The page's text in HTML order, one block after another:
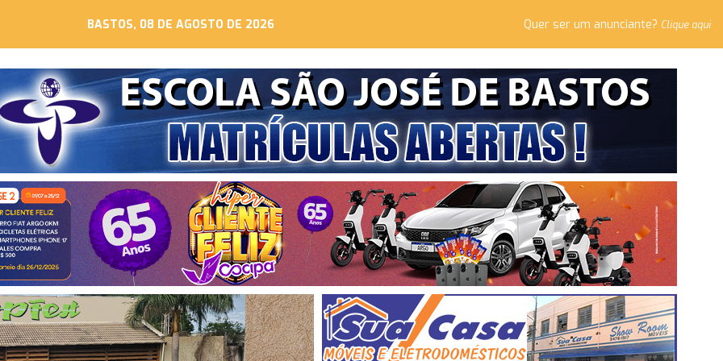
BASTOS, 08 DE AGOSTO DE 2026 Quer ser um anunciante? Clique aqui